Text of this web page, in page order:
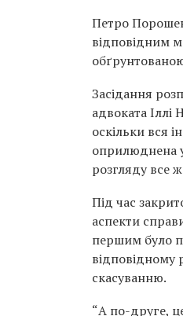
Петро
відповідним
Засідання
адвоката Іллі
оскільки вся
оприлюднена
розгляду все
Під час
аспекти
першим було
відповідному
скасуванню.
“А по-друге,